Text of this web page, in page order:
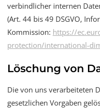
verbindlicher internen
(Art. 44 bis 49 DSGVO,
Kommission: https://
protection/international-
Löschung von
Die von uns verarbeiteten
gesetzlichen Vorgaben